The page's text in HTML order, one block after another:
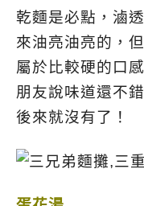
乾麵是必點，滷
來油亮油亮的，
屬於比較硬的口
朋友說味道還不
後來就沒有了！